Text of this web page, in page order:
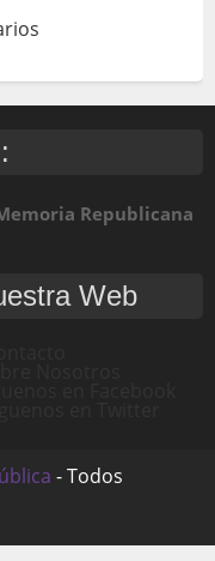
Republicana
Web
- Todos